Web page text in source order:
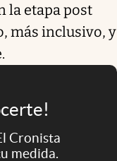
la etapa post
más inclusivo, y
Cronista
medida.